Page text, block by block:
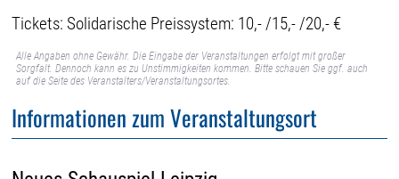
Tickets: Solidarische Preissystem: 10,- /15,- /20,- €
Alle Angaben ohne Gewähr. Die Eingabe der Veranstaltungen erfolgt mit großer
Sorgfalt. Dennoch kann es zu Unstimmigkeiten kommen. Bitte schauen Sie ggf. auch
auf die Seite des Veranstalters/Veranstaltungsortes.
Informationen zum Veranstaltungsort